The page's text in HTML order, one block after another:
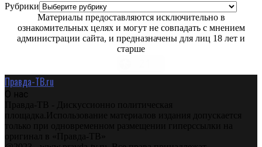
Рубрики
Материалы предоставляются исключительно в
ознакомительных целях и могут не совпадать с мнением
администрации сайта, и предназначены для лиц 18 лет и
старше
Правда-ТВ.ru
О нас
Правда-ТВ - Дискуссионно политическая
площадка.Использование материалов издания допускается
только при одновременном размещении гиперссылки на
оригинал в «Правда-ТВ»